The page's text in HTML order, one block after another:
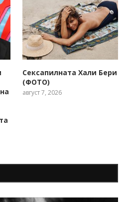
Сексапилната Хали Бери
(ФОТО)
август 7, 2026